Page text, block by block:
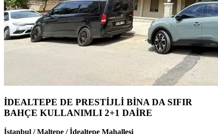
İDEALTEPE DE PRESTİJLİ BİNA DA SIFIR
BAHÇE KULLANIMLI 2+1 DAİRE
İstanbul / Maltepe / İdealtepe Mahallesi